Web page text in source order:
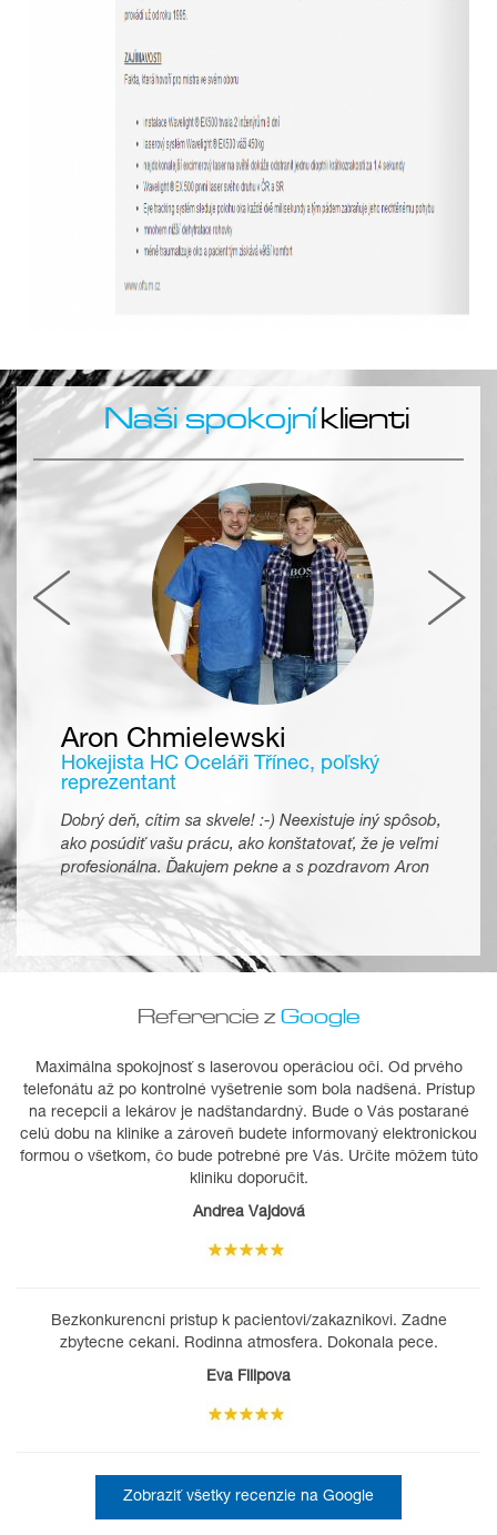
Naši spokojníklienti
Aron Chmielewski
Hokejista HC Oceláři Třínec, poľský
reprezentant
Dobrý deň, cítim sa skvele! :-) Neexistuje iný spôsob,
ako posúdiť vašu prácu, ako konštatovať, že je veľmi
profesionálna. Ďakujem pekne a s pozdravom Aron
Referencie z Google
Maximálna spokojnosť s laserovou operáciou oči. Od prvého
telefonátu až po kontrolné vyšetrenie som bola nadšená. Prístup
na recepcii a lekárov je nadštandardný. Bude o Vás postarané
celú dobu na klinike a zároveň budete informovaný elektronickou
formou o všetkom, čo bude potrebné pre Vás. Určite môžem túto
kliniku doporučit.
Andrea Vajdová
Bezkonkurencni pristup k pacientovi/zakaznikovi. Zadne
zbytecne cekani. Rodinna atmosfera. Dokonala pece.
Eva Filipova
Zobraziť všetky recenzie na Google